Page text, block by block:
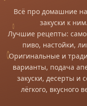
Всё про домашние
закуски к ним.
Лучшие рецепты:
пиво, настойки,
Оригинальные и
варианты, подача
закуски, десерты и
лёгкого, вкусного